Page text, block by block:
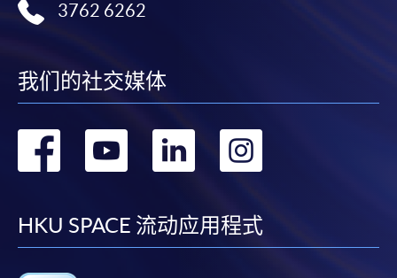
3762 6262
我们的社交媒体
转
facebook
转
youtube
转
linkedin
HKU SPACE 流动应用程式